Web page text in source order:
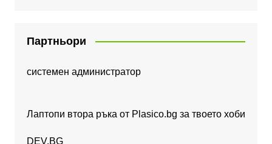
Партньори
системен администратор
Лаптопи втора ръка от Plasico.bg за твоето хоби
DEV.BG